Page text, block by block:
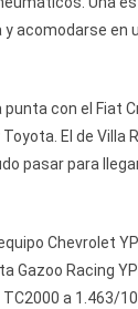
acomodarse
con el Fiat
El de Villa
pasar para
Chevrolet
Gazoo Racing
a 1.463/